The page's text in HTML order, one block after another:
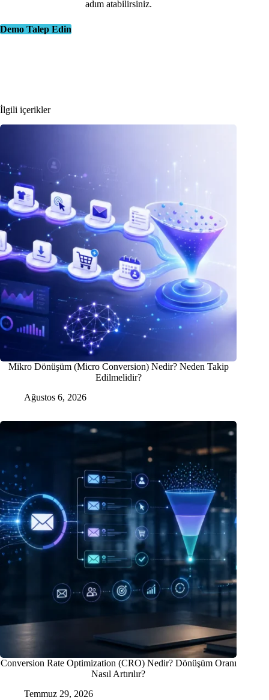
adım atabilirsiniz.
Demo Talep Edin
İlgili içerikler
Mikro Dönüşüm (Micro Conversion) Nedir? Neden Takip
Edilmelidir?
Ağustos 6, 2026
Conversion Rate Optimization (CRO) Nedir? Dönüşüm Oranı
Nasıl Artırılır?
Temmuz 29, 2026